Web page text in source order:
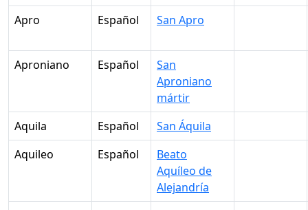
Apro
Español San Apro
Aproniano Español
San
Aproniano
mártir
Aquila
Español
San Áquila
Aquileo
Español
Beato
Aquíleo de
Alejandría